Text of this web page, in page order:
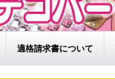
適格請求書について